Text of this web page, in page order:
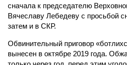
сначала к председателю
Вячеславу Лебедеву с просьбой
затем и в СКР.
Обвинительный приговор
вынесен в октябре 2019 года.